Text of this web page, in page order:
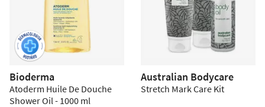
Bioderma
Atoderm Huile De Douche
Shower Oil - 1000 ml
Australian Bodycare
Stretch Mark Care Kit